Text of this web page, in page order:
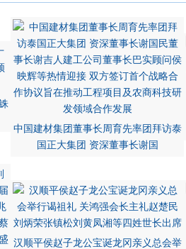
中国建材集团董事长周育先率团拜访泰
国正大集团 资深董事长谢国
汉顺平侯赵子龙公宝诞龙冈亲义总会举